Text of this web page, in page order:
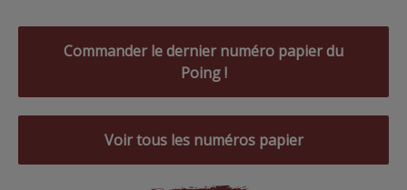
Commander le dernier numéro papier du
Poing !
Voir tous les numéros papier